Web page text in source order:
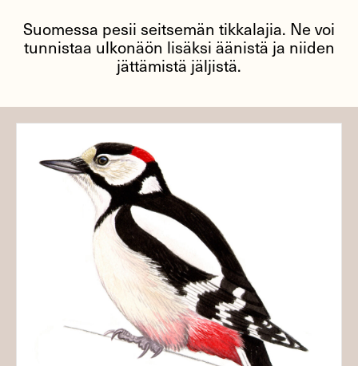
Suomessa pesii seitsemän tikkalajia. Ne voi
tunnistaa ulkonäön lisäksi äänistä ja niiden
jättämistä jäljistä.